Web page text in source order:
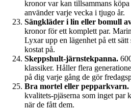
kronor var kan tillsammans
använder varje vecka i tjugo år.
Sängkläder i lin eller bomull
kronor för ett komplett par.
Lyxar upp en lägenhet på ett
kostat på.
Skeppshult-järnstekpanna.
klassiker. Håller flera
på dig varje gång de gör
Bra mortel eller pepparkvarn.
kvalitets-pjäserna som inget par
när de fått dem.